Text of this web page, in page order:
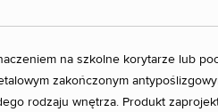
na szkolne korytarze lub
zakończonym
rodzaju wnętrza. Produkt